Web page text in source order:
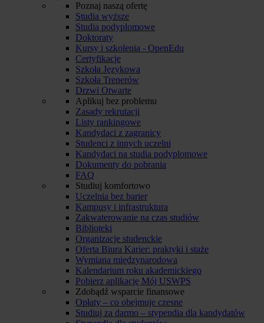
Poznaj naszą ofertę
Studia wyższe
Studia podyplomowe
Doktoraty
Kursy i szkolenia - OpenEdu
Certyfikacje
Szkoła Językowa
Szkoła Trenerów
Drzwi Otwarte
Aplikuj bez problemu
Zasady rekrutacji
Listy rankingowe
Kandydaci z zagranicy
Studenci z innych uczelni
Kandydaci na studia podyplomowe
Dokumenty do pobrania
FAQ
Studiuj komfortowo
Uczelnia bez barier
Kampusy i infrastruktura
Zakwaterowanie na czas studiów
Biblioteki
Organizacje studenckie
Oferta Biura Karier: praktyki i staże
Wymiana międzynarodowa
Kalendarium roku akademickiego
Pobierz aplikację Mój USWPS
Zdobądź wsparcie finansowe
Opłaty – co obejmuje czesne
Studiuj za darmo – stypendia dla kandydatów